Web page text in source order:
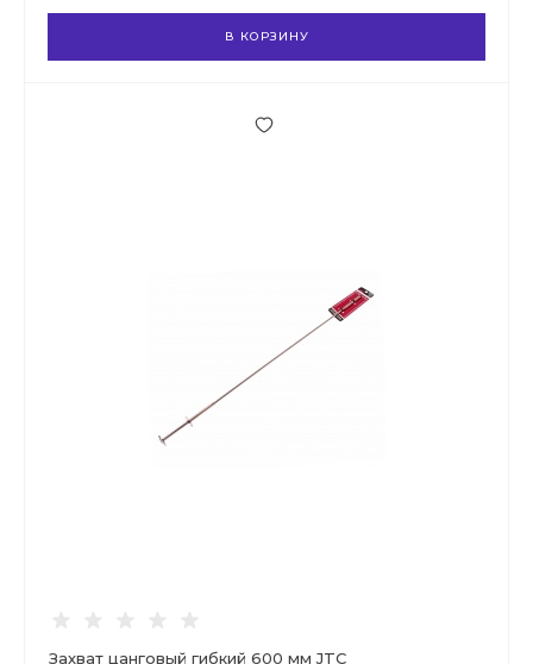
В КОРЗИНУ
Захват цанговый гибкий 600 мм JTC